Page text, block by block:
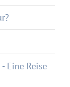
Eine Reise